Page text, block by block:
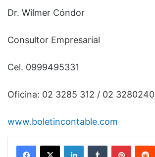
Dr. Wilmer Cóndor
Consultor Empresarial
Cel. 0999495331
Oficina: 02 3285 312 / 02 3280240
www.boletincontable.com